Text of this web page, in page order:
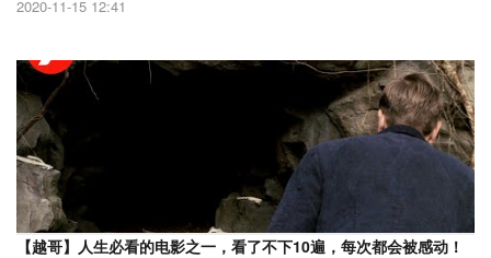
2020-11-15 12:41
【越哥】人生必看的电影之一，看了不下10遍，每次都会被感动！